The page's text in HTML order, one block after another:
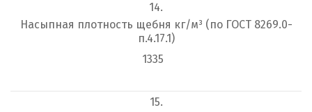
14.
Насыпная плотность щебня кг/м³ (по ГОСТ 8269.0-
п.4.17.1)
1335
15.